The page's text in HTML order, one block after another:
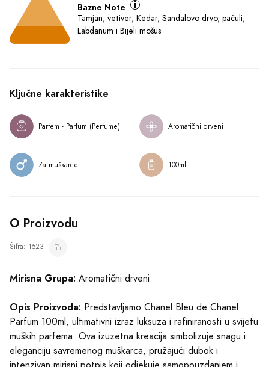
Bazne Note
Tamjan, vetiver, Kedar, Sandalovo drvo, pačuli,
Labdanum i Bijeli mošus
Ključne karakteristike
Parfem - Parfum (Perfume) Aromatični drveni
Za muškarce 100ml
O Proizvodu
Šifra: 1523
Mirisna Grupa: Aromatični drveni
Opis Proizvoda: Predstavljamo Chanel Bleu de Chanel
Parfum 100ml, ultimativni izraz luksuza i rafiniranosti u svijetu
muških parfema. Ova izuzetna kreacija simbolizuje snagu i
eleganciju savremenog muškarca, pružajući dubok i